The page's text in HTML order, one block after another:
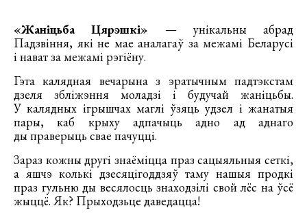
«Жаніцьба Цярэшкі» — унікальны абрад
Падзвіння, які не мае аналагаў за межамі Беларусі
і нават за межамі рэгіёну.
Гэта калядная вечарына з эратычным падтэкстам
дзеля збліжэння моладзі і будучай жаніцьбы.
У калядных ігрышчах маглі ўзяць удзел і жанатыя
пары, каб крыху адпачыць адно ад аднаго
ды праверыць свае пачуцці.
Зараз кожны другі знаёміцца праз сацыяльныя сеткі,
а яшчэ колькі дзесяцігоддзяў таму нашыя продкі
праз гульню ды весялосць знаходзілі свой лёс на ўсё
жыццё. Як? Прыходзьце даведацца!